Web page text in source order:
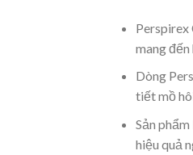
Perspirex
mang
Dòng
tiết mồ
Sản
hiệu quả